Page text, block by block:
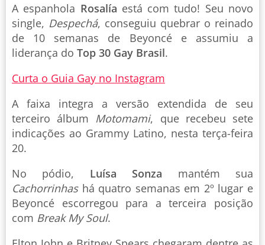
A espanhola Rosalía está com tudo! Seu novo
single, Despechá, conseguiu quebrar o reinado
de 10 semanas de Beyoncé e assumiu a
liderança do Top 30 Gay Brasil.
Curta o Guia Gay no Instagram
A faixa integra a versão extendida de seu
terceiro álbum Motomami, que recebeu sete
indicações ao Grammy Latino, nesta terça-feira
20.
No pódio, Luísa Sonza mantém sua
Cachorrinhashá quatro semanas em 2º lugar e
Beyoncé escorregou para a terceira posição
com Break My Soul.